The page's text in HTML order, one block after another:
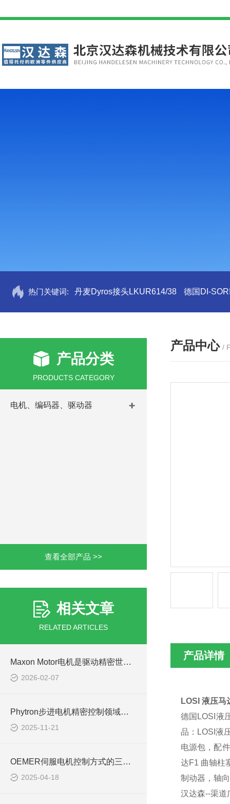
热门关键词: 丹麦Dyros接头LKUR614/38 德国DI-
产品分类
PRODUCTS CATEGORY
电机、编码器、驱动器
查看全部产品 >>
相关文章
RELATED ARTICLES
Maxon Motor电机是驱动精密世界的“瑞士心脏”
2026-02-07
Phytron步进电机精密控制领域的核心动力
2025-11-21
OEMER伺服电机控制方式的三种基本形式解析
2025-04-18
产品中心 /
产品详情
LOSI 液压马
德国 LOSI 液
品： LOSI 液
电源包，配
达F1 曲轴柱
制动器，轴
汉达森--渠道